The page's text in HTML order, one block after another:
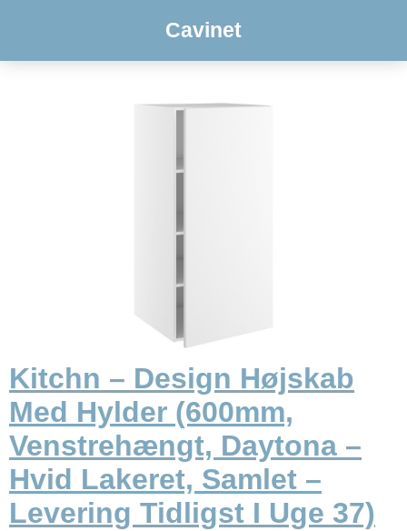
Cavinet
Kitchn – Design Højskab
Med Hylder (600mm,
Venstrehængt, Daytona –
Hvid Lakeret, Samlet –
Levering Tidligst I Uge 37)